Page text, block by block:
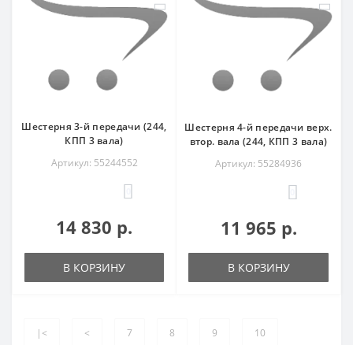
Шестерня 3-й передачи (244,
КПП 3 вала)
Артикул: 55244552
14 830 р.
В КОРЗИНУ
Шестерня 4-й передачи верх.
втор. вала (244, КПП 3 вала)
Артикул: 55284936
11 965 р.
В КОРЗИНУ
|< < 7 8 9 10